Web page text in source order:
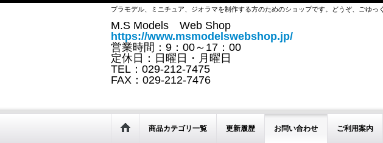
プラモデル、ミニチュア、ジオラマを制作する方のためのショップです。どうぞ、ごゆっ
M.S Models Web Shop
https://www.msmodelswebshop.jp/
営業時間：9：00～17：00
定休日：日曜日・月曜日
TEL：029-212-7475
FAX：029-212-7476
商品カテゴリ一覧 更新履歴 お問い合わせ ご利用案内